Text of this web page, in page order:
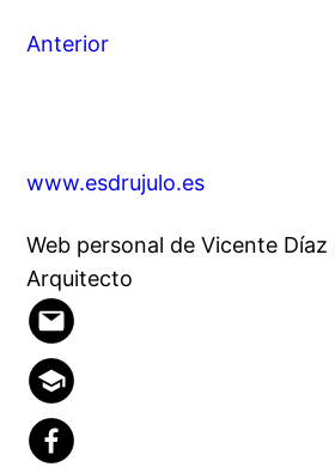
Anterior
www.esdrujulo.es
Web personal de Vicente
Arquitecto